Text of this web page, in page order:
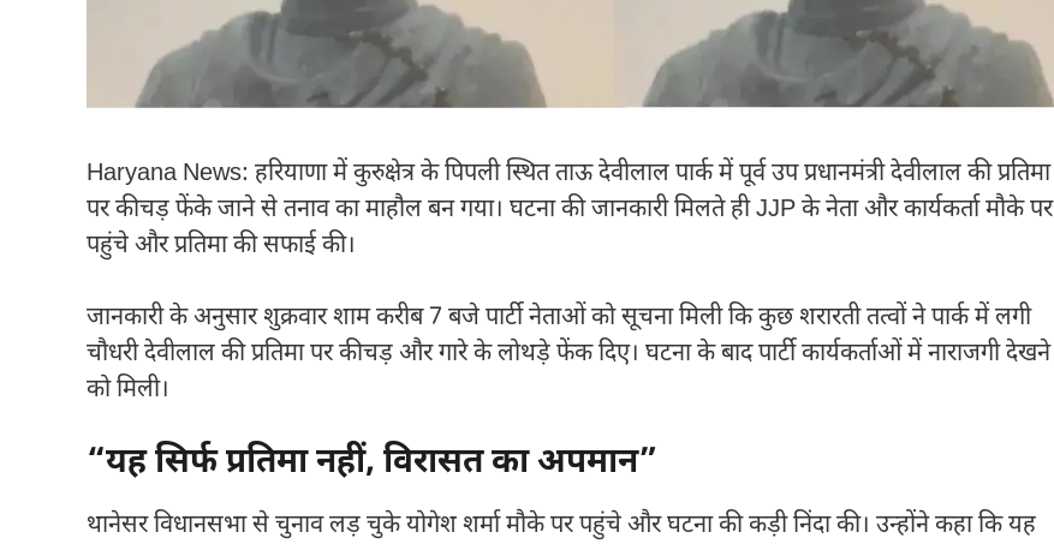
Haryana News: हरियाणा में कुरुक्षेत्र के पिपली स्थित ताऊ देवीलाल पार्क में पूर्व उप प्रधानमंत्री देवीलाल की प्रतिमा
पर कीचड़ फेंके जाने से तनाव का माहौल बन गया। घटना की जानकारी मिलते ही JJP के नेता और कार्यकर्ता मौके पर
पहुंचे और प्रतिमा की सफाई की।
जानकारी के अनुसार शुक्रवार शाम करीब 7 बजे पार्टी नेताओं को सूचना मिली कि कुछ शरारती तत्वों ने पार्क में लगी
चौधरी देवीलाल की प्रतिमा पर कीचड़ और गारे के लोथड़े फेंक दिए। घटना के बाद पार्टी कार्यकर्ताओं में नाराजगी देखने
को मिली।
“यह सिर्फ प्रतिमा नहीं, विरासत का अपमान”
थानेसर विधानसभा से चुनाव लड़ चुके योगेश शर्मा मौके पर पहुंचे और घटना की कड़ी निंदा की। उन्होंने कहा कि यह